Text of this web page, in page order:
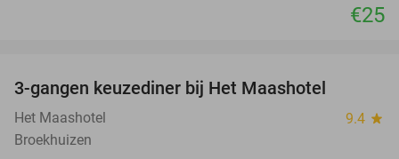
€25
3-gangen keuzediner bij Het Maashotel
Het Maashotel 9.4 star
Broekhuizen